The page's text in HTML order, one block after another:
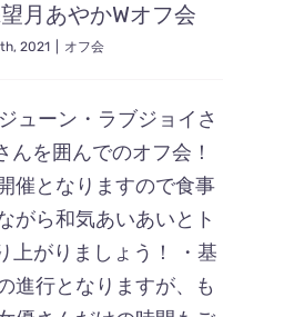
月あやかWオフ会
2021 オフ会
ューン・ラブジョイさ
んを囲んでのオフ会！
催となりますので食事
がら和気あいあいとト
上がりましょう！ ・基
進行となりますが、も